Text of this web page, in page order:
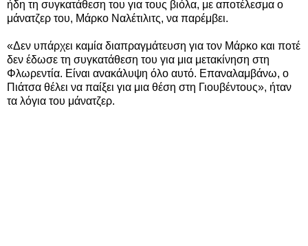
ήδη τη συγκατάθεση του για τους βιόλα, με αποτέλεσμα ο
μάνατζερ του, Μάρκο Ναλέτιλιτς, να παρέμβει.
«Δεν υπάρχει καμία διαπραγμάτευση για τον Μάρκο και ποτέ
δεν έδωσε τη συγκατάθεση του για μια μετακίνηση στη
Φλωρεντία. Είναι ανακάλυψη όλο αυτό. Επαναλαμβάνω, ο
Πιάτσα θέλει να παίξει για μια θέση στη Γιουβέντους», ήταν
τα λόγια του μάνατζερ.